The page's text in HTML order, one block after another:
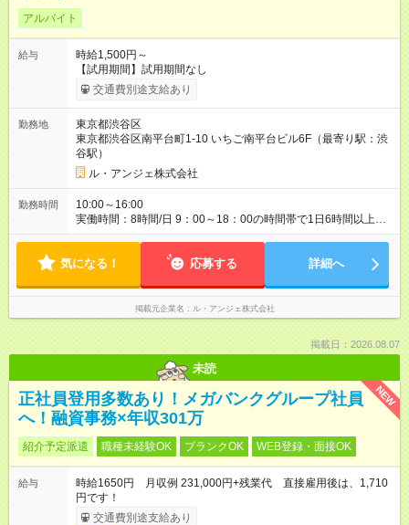
アルバイト
給与
時給1,500円～
【試用期間】試用期間なし
交通費別途支給あり
勤務地
東京都渋谷区
東京都渋谷区南平台町1-10 いちご南平台ビル6F（最寄り駅：渋
谷駅）
ル・アンジェ株式会社
勤務時間
10:00～16:00
実働時間：8時間/日 9：00～18：00の時間帯で1日6時間以上、
週3日～OK
気になる！ 応募する 詳細へ
掲載元企業名 ル・アンジェ株式会社
掲載日：2026.08.07
未読
NEW
正社員登用多数あり！メガバンクグループ社員
へ！融資事務×年収301万
紹介予定派遣 職種未経験OK ブランクOK WEB登録・面接OK
給与
時給1650円 月収例 231,000円+残業代 直接雇用後は、1,710
円です！
交通費別途支給あり